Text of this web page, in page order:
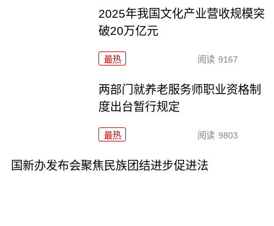
2025年我国文化产业营收规模突
破20万亿元
最热 阅读 9167
两部门就养老服务师职业资格制
度出台暂行规定
最热 阅读 9803
国新办发布会聚焦民族团结进步促进法